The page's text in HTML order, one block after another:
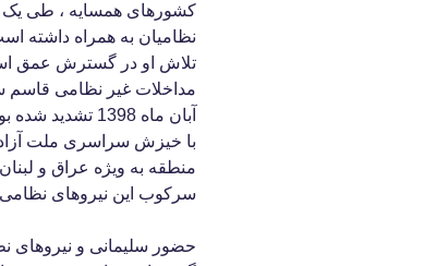
کشورهای همسایه ، طی یک
نظامیان به همراه داشته
تلاش او در گسترش عمق
مداخلات غیر نظامی قاسم
آبان ماه 1398
با خیزش سراسری ملت
منطقه به ویژه عراق و
سرکوب این نیروهای نظامی
حضور سلیمانی و نیروهای